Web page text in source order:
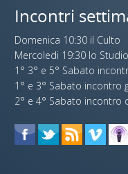
Incontri
Domenica 10:30 il Culto
Mercoledi 19:30 lo
1° 3° e 5° Sabato
1° e 3° Sabato incontro
2° e 4° Sabato incontro